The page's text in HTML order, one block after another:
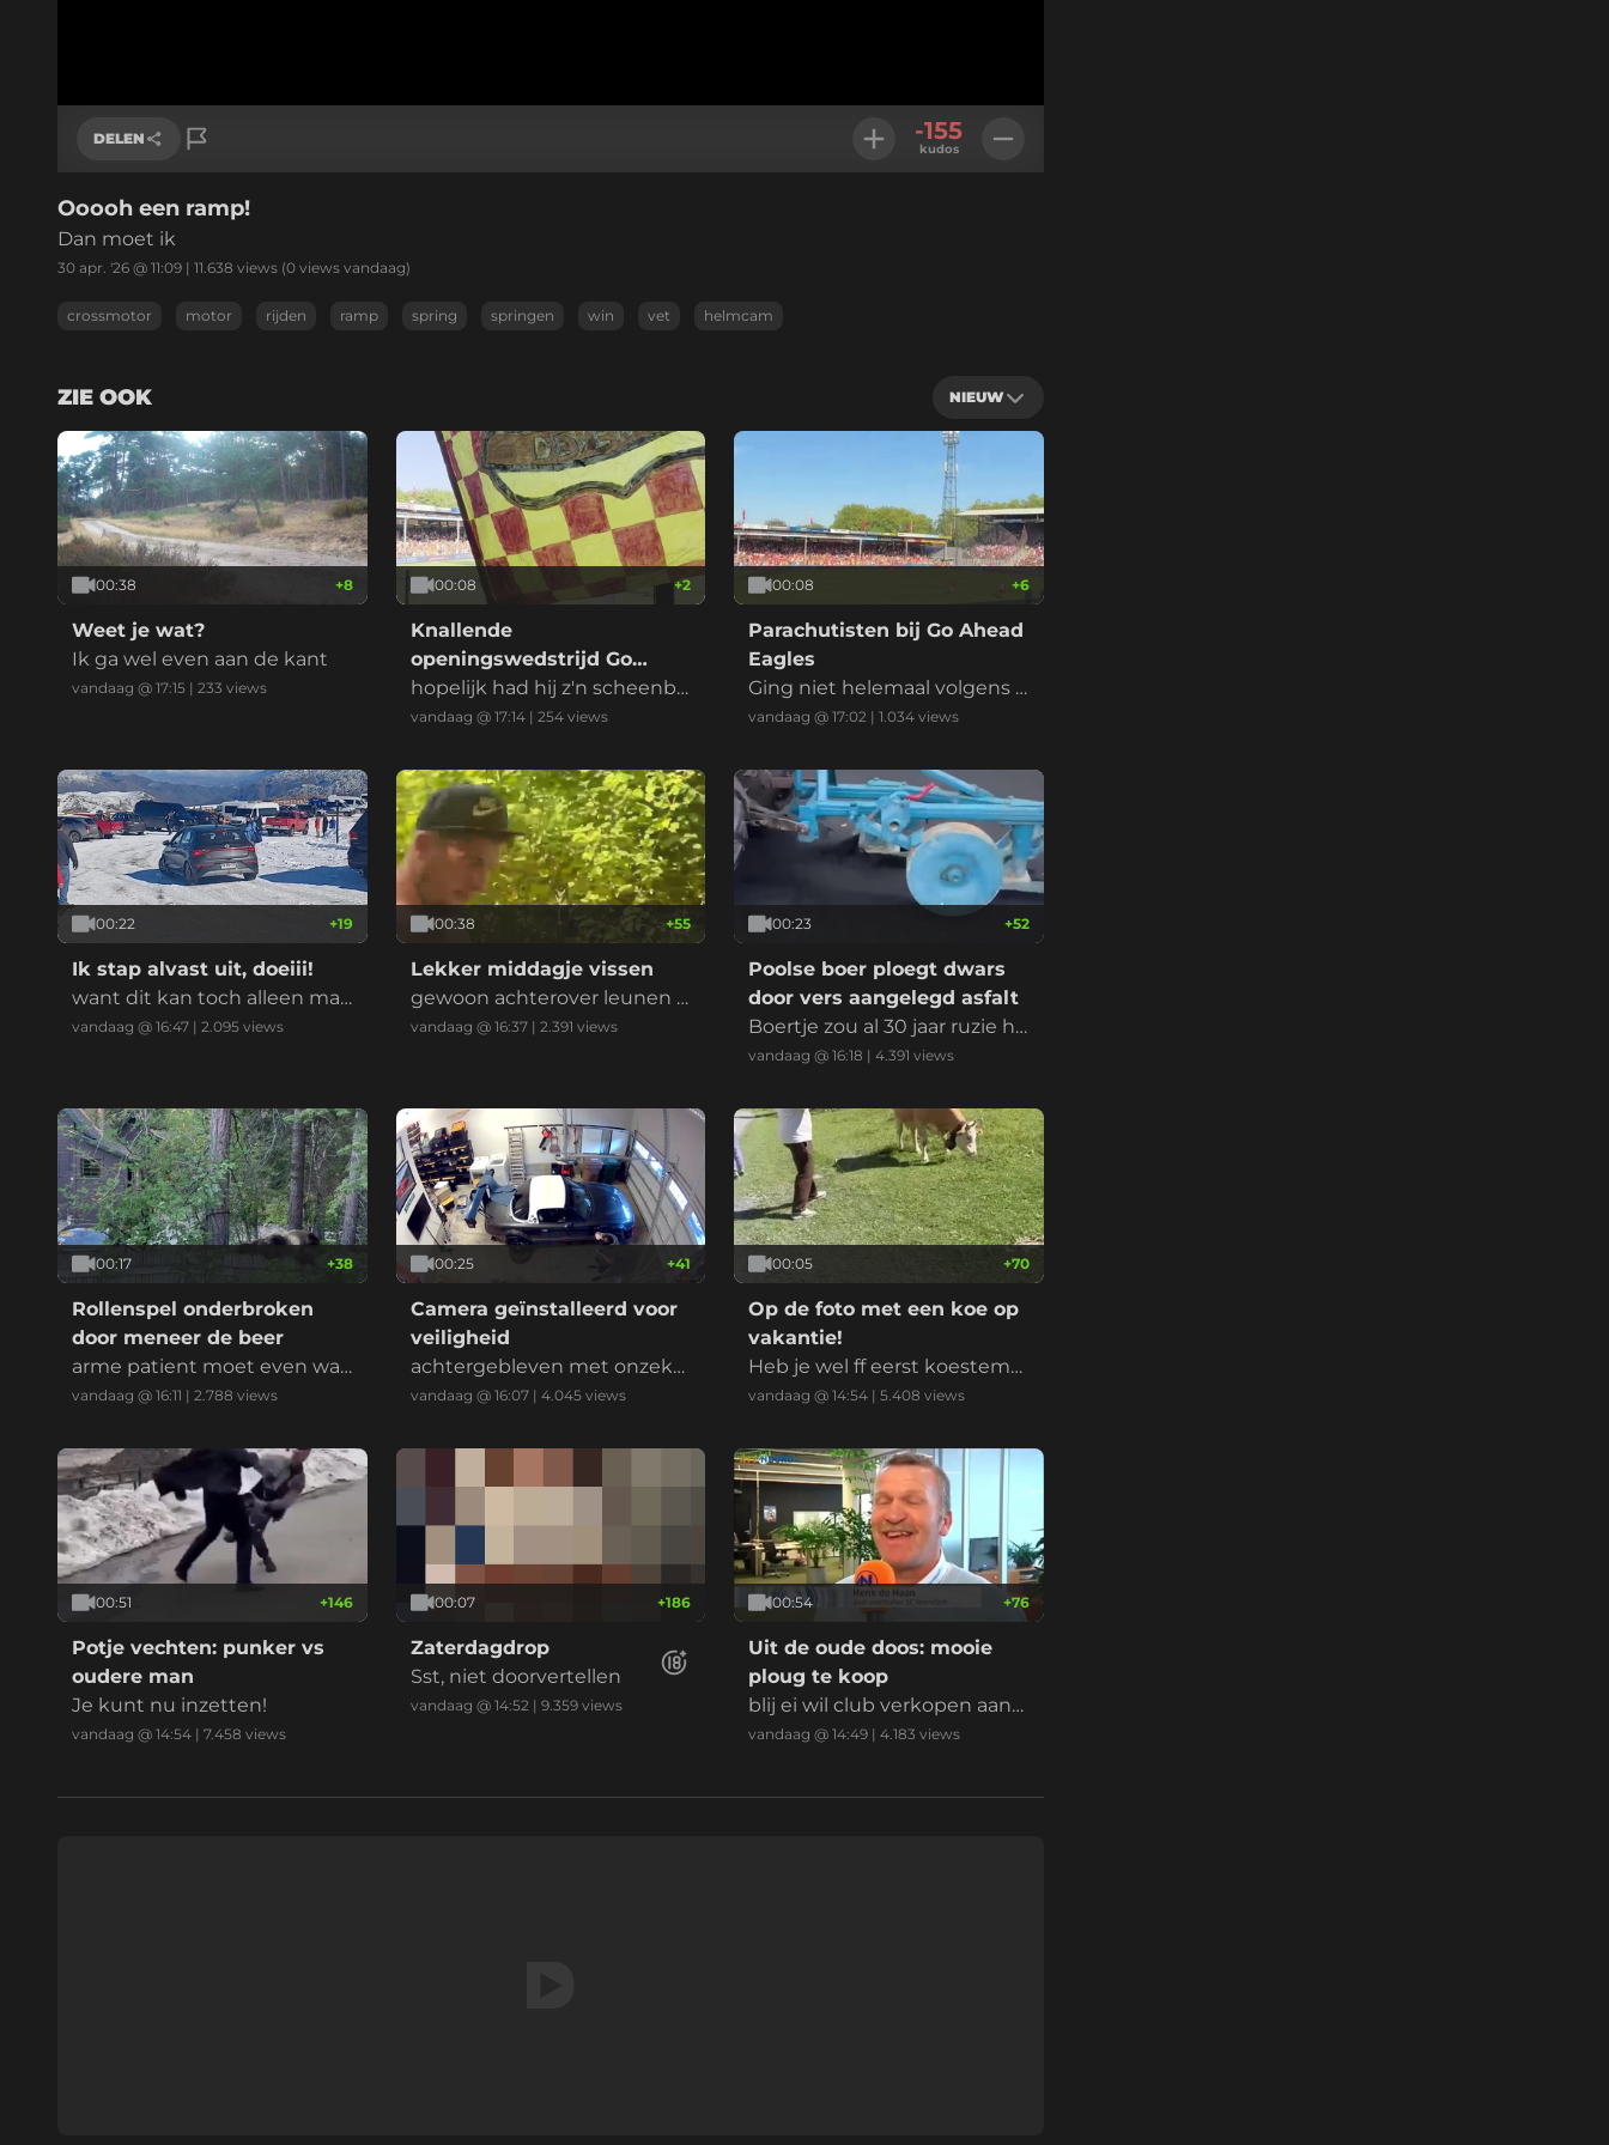
DELEN
Link kopiëren
-155
kudos
Ooooh een ramp!
Dan moet ik
30 apr. '26 @ 11:09 | 11.638 views (0 views vandaag)
crossmotor motor rijden ramp spring springen win vet helmcam
ZIE OOK NIEUW
00:38 +8
Weet je wat?
Ik ga wel even aan de kant
vandaag @ 17:15 | 233 views
00:08 +2
Knallende
openingswedstrijd Go
Ahead Eagles
hopelijk had hij z'n scheenbe
schermers aan
vandaag @ 17:14| 254views
00:08 +6
Parachutisten bij Go Ahead
Eagles
Ging niet helemaal volgens p
lan
vandaag @ 17:02 |1.034 views
00:22 +19
Ik stap alvast uit, doeiii!
want dit kan toch alleen maa
r fout gaan?!
vandaag @ 16:47 | 2.095 views
00:38 +55
Lekker middagje vissen
gewoon achterover leunen e
n kijken of ze bijten
vandaag @ 16:37| 2.391 views
00:23 +52
Poolse boer ploegt dwars
door vers aangelegd asfalt
Boertje zou al 30 jaar ruzie he
bben met de gemeente, wa
wil geen nieuw asfalt
vandaag @ 16:18 |4.391 views
00:17 +38
Rollenspel onderbroken
door meneer de beer
arme patient moet even wac
hten op z'n behandeling
vandaag @ 16:11 | 2.788 views
00:25 +41
Camera geïnstalleerd voor
veiligheid
achtergebleven met onzeke
rheid
vandaag @ 16:07| 4.045views
00:05 +70
Op de foto met een koe op
vakantie!
Heb je wel ff eerst koestem
ming gevraagd?
vandaag @ 14:54 |5.408 views
00:51 +146
Potje vechten: punker vs
oudere man
Je kunt nu inzetten!
vandaag @ 14:54 | 7.458 views
00:07 +186
Zaterdagdrop
Sst, niet doorvertellen
vandaag @ 14:52| 9.359views
00:54 +76
Uit de oude doos: mooie
ploug te koop
blij ei wil club verkopen aan
Mohammed.
vandaag @ 14:49 |4.183 views